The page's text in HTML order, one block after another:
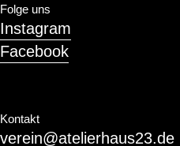
Folge uns
Instagram
Facebook
Kontakt
verein@atelierhaus23.de